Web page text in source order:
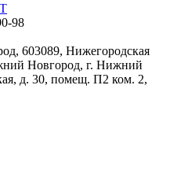
98
603089, Нижегородская
Новгород, г. Нижний
д. 30, помещ. П2 ком. 2,